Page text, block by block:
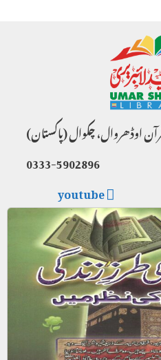
اوڈھروال، چکوال (پاکستان)
0333-5902896
youtube